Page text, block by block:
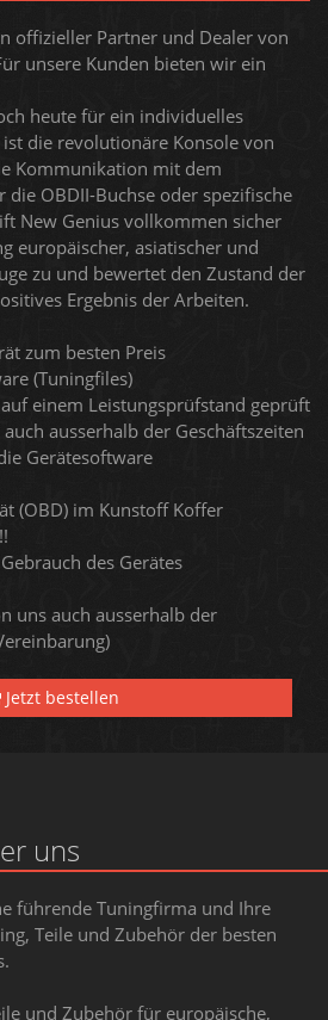
offizieller Partner und Dealer von
unsere Kunden bieten wir ein
heute für ein individuelles
die revolutionäre Konsole von
Kommunikation mit dem
OBDII-Buchse oder spezifische
New Genius vollkommen sicher
europäischer, asiatischer und
zu und bewertet den Zustand der
Ergebnis der Arbeiten.
zum besten Preis
(Tuningfiles)
einem Leistungsprüfstand geprüft
ausserhalb der Geschäftszeiten
Gerätesoftware
(OBD) im Kunstoff Koffer
des Gerätes
uns auch ausserhalb der
Jetzt bestellen
uns
führende Tuningfirma und Ihre
Teile und Zubehör der besten
und Zubehör für europäische,